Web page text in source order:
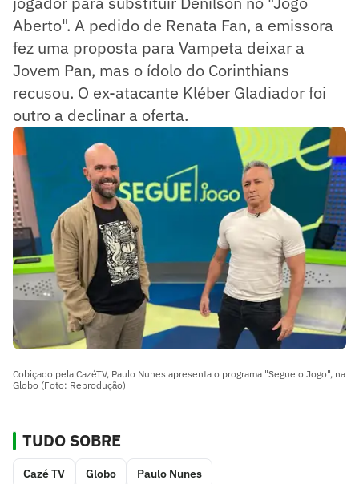
Aberto". A pedido de Renata Fan, a emissora
fez uma proposta para Vampeta deixar a
Jovem Pan, mas o ídolo do Corinthians
recusou. O ex-atacante Kléber Gladiador foi
outro a declinar a oferta.
Cobiçado pela CazéTV, Paulo Nunes apresenta o programa "Segue o Jogo", na
Globo (Foto: Reprodução)
TUDO SOBRE
Cazé TV Globo Paulo Nunes